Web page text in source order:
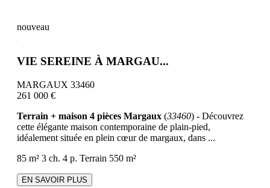
nouveau
VIE SEREINE À MARGAU...
MARGAUX 33460
261 000 €
Terrain + maison 4 pièces Margaux (33460) - Découvrez
cette élégante maison contemporaine de plain-pied,
idéalement située en plein cœur de margaux, dans ...
85 m² 3 ch. 4 p. Terrain 550 m²
EN SAVOIR PLUS